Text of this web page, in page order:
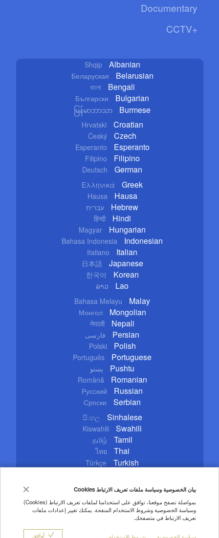
Documentary
CCTV+
Shqip Albanian
Беларуская Belarusian
বাংলা Bengali
Български Bulgarian
မြန်မာဘာသာ Burmese
Hrvatski Croatian
Český Czech
Esperanto Esperanto
Filipino Filipino
Deutsch German
Ελληνικά Greek
Hausa Hausa
עברית Hebrew
हिन्दी Hindi
Magyar Hungarian
Bahasa Indonesia Indonesian
Italiano Italian
日本語 Japanese
한국어 Korean
ລາວ Lao
Bahasa Melayu Malay
Монгол Mongolian
नेपाली Nepali
فارسی Persian
Polski Polish
Português Portuguese
پښتو Pushtu
Română Romanian
Русский Russian
Српски Serbian
සිංහල Sinhalese
Kiswahili Swahili
தமிழ் Tamil
ไทย Thai
Türkçe Turkish
اردو
Vietnamese
Copyright © 2020 CGTN. Beijing ICP prepared NO.16065310-3
سياسة الخصوصية
بيان الخصوصية وسياسة ملفات تعريف الارتباط Cookies
بمواصلة تصفح موقعنا، توافق على استخدامنا لملفات تعريف الارتباط (Cookies)
وسياسة الخصوصية وشروط الاستخدام المنقحة. يمكنك تغيير إعدادات ملفات
تعريف الارتباط في متصفحك.
أوافق